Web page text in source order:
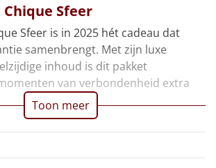
Sfeer
Sfeer is in 2025 hét cadeau dat
samenbrengt. Met zijn luxe
inhoud is dit pakket
van verbondenheid extra
Toon meer